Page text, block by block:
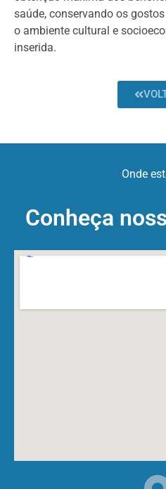
saúde, conservando os
o ambiente cultural e
inserida.
Onde
Conheça